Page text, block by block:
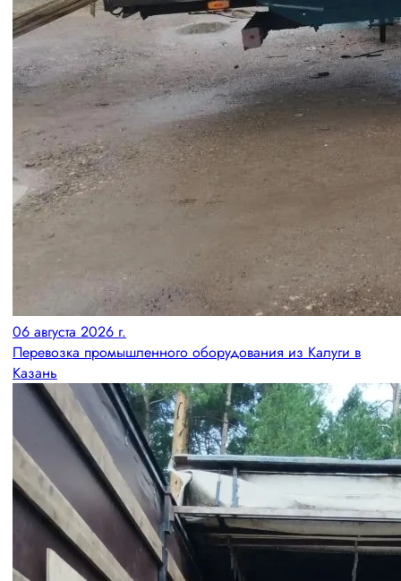
06 августа 2026 г.
Перевозка промышленного оборудования из Калуги в
Казань